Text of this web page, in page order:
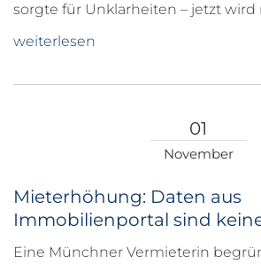
sorgte für Unklarheiten – jetzt wird
weiterlesen
01
November
Mieterhöhung: Daten aus
Immobilienportal sind
Eine Münchner Vermieterin